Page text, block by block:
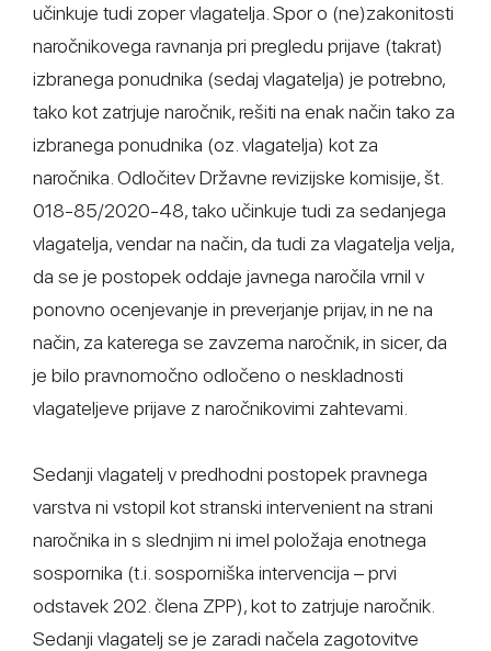
učinkuje tudi zoper vlagatelja. Spor o (ne)zakonitosti
naročnikovega ravnanja pri pregledu prijave (takrat)
izbranega ponudnika (sedaj vlagatelja) je potrebno,
tako kot zatrjuje naročnik, rešiti na enak način tako za
izbranega ponudnika (oz. vlagatelja) kot za
naročnika. Odločitev Državne revizijske komisije, št.
018-85/2020-48, tako učinkuje tudi za sedanjega
vlagatelja, vendar na način, da tudi za vlagatelja velja,
da se je postopek oddaje javnega naročila vrnil v
ponovno ocenjevanje in preverjanje prijav, in ne na
način, za katerega se zavzema naročnik, in sicer, da
je bilo pravnomočno odločeno o neskladnosti
vlagateljeve prijave z naročnikovimi zahtevami.
Sedanji vlagatelj v predhodni postopek pravnega
varstva ni vstopil kot stranski intervenient na strani
naročnika in s slednjim ni imel položaja enotnega
sospornika (t.i. sosporniška intervencija – prvi
odstavek 202. člena ZPP), kot to zatrjuje naročnik.
Sedanji vlagatelj se je zaradi načela zagotovitve